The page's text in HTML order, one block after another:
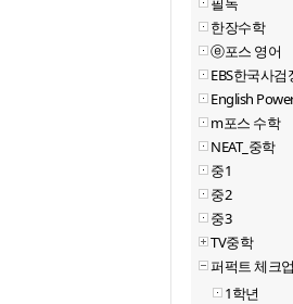
한장수학
ⓔ포스 영어
EBS한국사검
English
m포스 수학
NEAT_중학
중1
중2
중3
TV중학
퍼퍽트 체크업
1학년